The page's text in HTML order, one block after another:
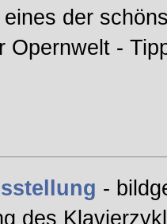
der
Opernwelt -
-
des